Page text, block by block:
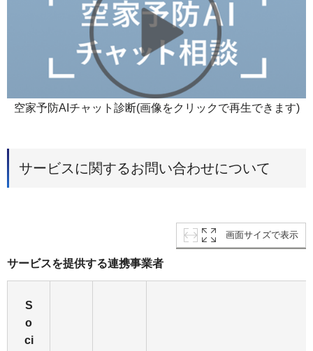
空家予防AIチャット診断(画像をクリックで再生できます)
サービスに関するお問い合わせについて
画面サイズで表示
サービスを提供する連携事業者
S
o
ci